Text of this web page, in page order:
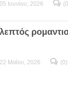
05 Ιουνίου, 2026
22 Μαΐου, 2026